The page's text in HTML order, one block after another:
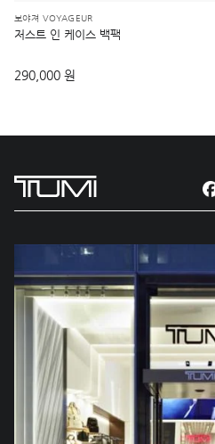
보야져 VOYAGEUR
저스트 인 케이스 백팩
290,000 원